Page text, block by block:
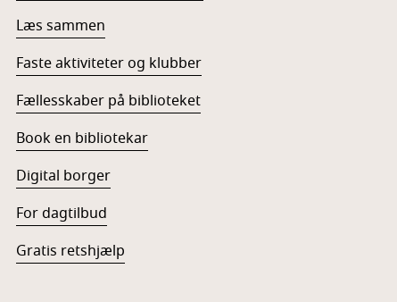
Læs sammen
Faste aktiviteter og klubber
Fællesskaber på biblioteket
Book en bibliotekar
Digital borger
For dagtilbud
Gratis retshjælp